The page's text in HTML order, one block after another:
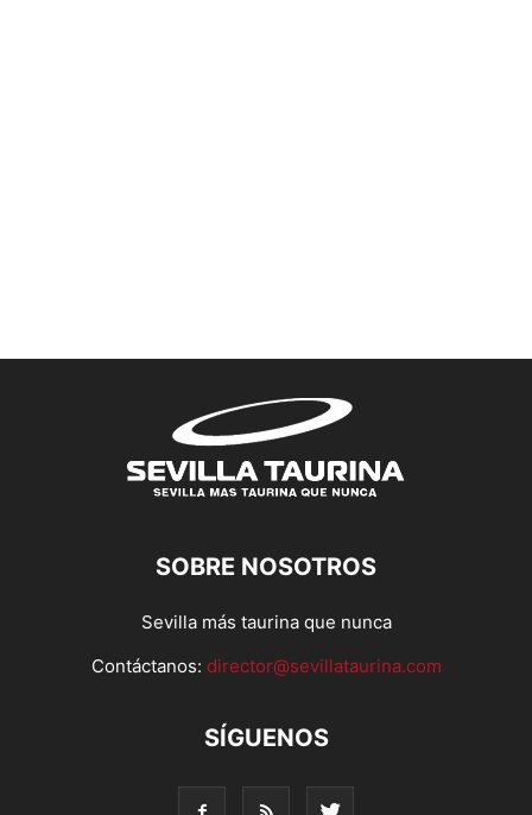
SOBRE NOSOTROS
Sevilla más taurina que nunca
Contáctanos: director@sevillataurina.com
SÍGUENOS